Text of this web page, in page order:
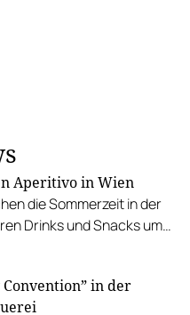
Aperitivo in Wien
die Sommerzeit in der
Drinks und Snacks um
in der